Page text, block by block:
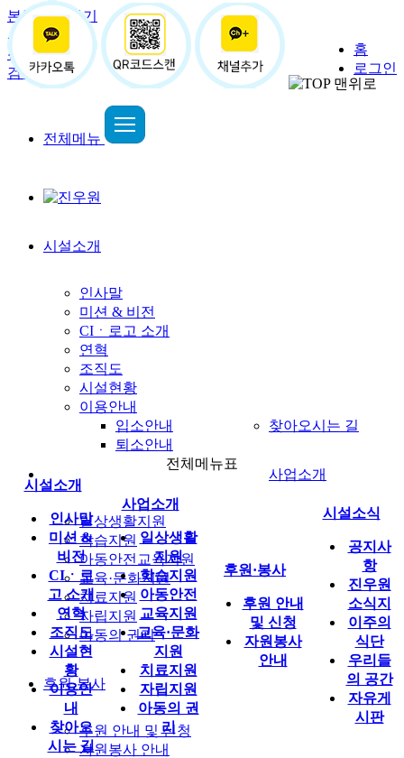
본문 바로가기
홈
로그인
사용자메뉴
진우원
검색
전체메뉴
시설소개
인사말
미션 & 비전
CIㆍ로고 소개
연혁
조직도
시설현황
이용안내
입소안내
퇴소안내
찾아오시는 길
사업소개
일상생활지원
학습지원
아동안전교육지원
교육·문화지원
치료지원
자립지원
아동의 권리
후원·봉사
후원 안내 및 신청
자원봉사 안내
전체메뉴표
시설소개
인사말
미션 &
비전
CIㆍ로
고 소개
연혁
조직도
시설현
황
이용안
내
찾아오
시는 길
사업소개
일상생활
지원
학습지원
아동안전
교육지원
교육·문화
지원
치료지원
자립지원
아동의 권
리
후원·봉사
후원 안내
및 신청
자원봉사
안내
시설소식
공지사
항
진우원
소식지
이주의
식단
우리들
의 공간
자유게
시판